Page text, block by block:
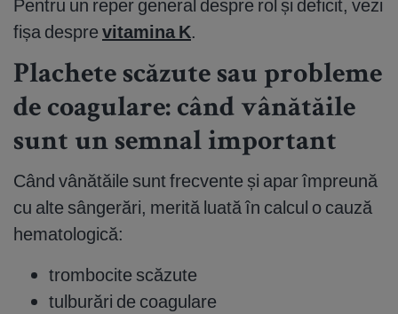
Pentru un reper general despre rol și deficit, vezi
fișa despre vitamina K.
Plachete scăzute sau probleme
de coagulare: când vânătăile
sunt un semnal important
Când vânătăile sunt frecvente și apar împreună
cu alte sângerări, merită luată în calcul o cauză
hematologică:
trombocite scăzute
tulburări de coagulare